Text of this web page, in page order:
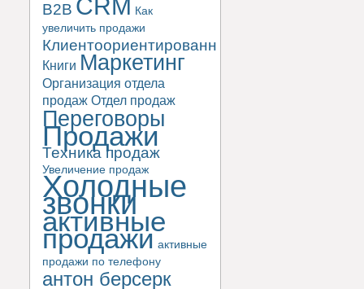
B2B CRM Как
увеличить продажи
Клиентоориентированность
Книги Маркетинг
Организация отдела
продаж Отдел продаж
Переговоры
Продажи
Техника продаж
Увеличение продаж
Холодные
звонки
активные
продажи активные
продажи по телефону
антон берсерк